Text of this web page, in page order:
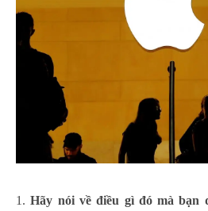
Hãy nói về điều gì đó mà bạn